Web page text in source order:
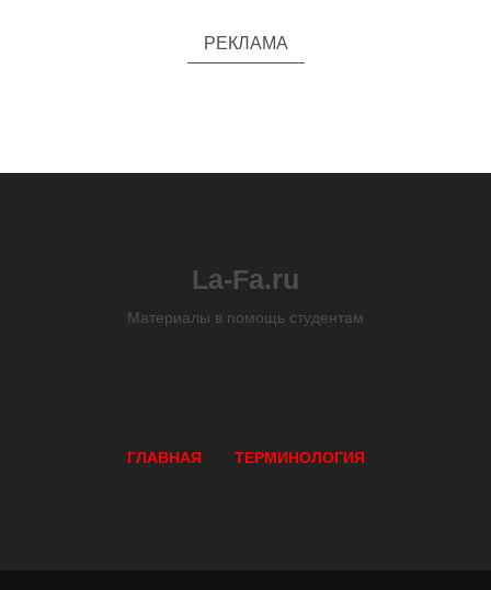
РЕКЛАМА
La-Fa.ru
Материалы в помощь студентам
ГЛАВНАЯ ТЕРМИНОЛОГИЯ